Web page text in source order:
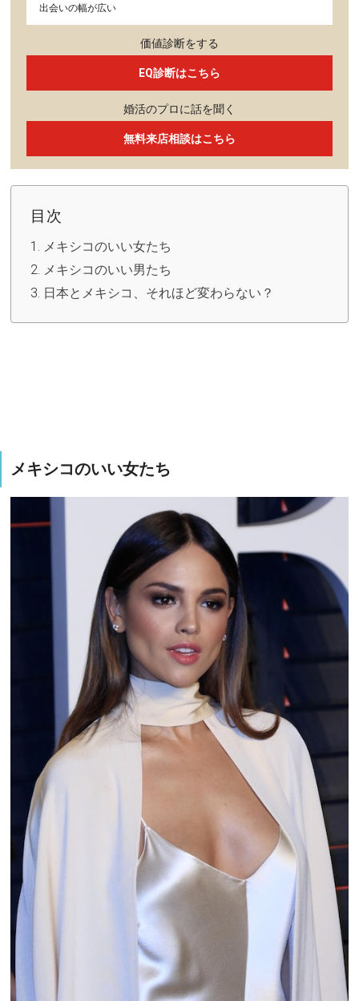
出会いの幅が広い
価値診断をする
EQ診断はこちら
婚活のプロに話を聞く
無料来店相談はこちら
目次
メキシコのいい女たち
メキシコのいい男たち
日本とメキシコ、それほど変わらない？
メキシコのいい女たち